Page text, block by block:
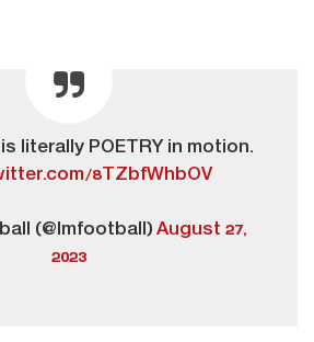
literally POETRY in motion.
8TZbfWhbOV
(@lmfootbalI) August 27,
2023